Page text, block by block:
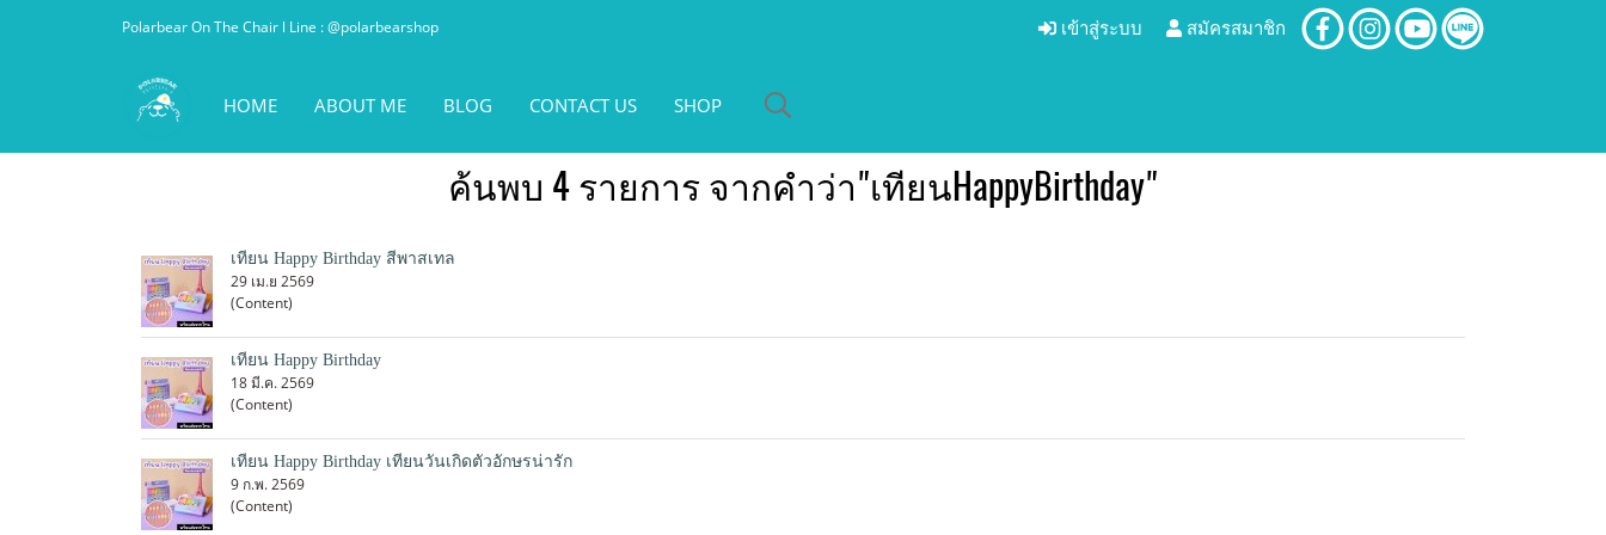
Polarbear On The Chair l Line : @polarbearshop เข้าสู่ระบบ สมัครสมาชิก
HOME ABOUT ME BLOG CONTACT US SHOP
ค้นพบ 4 รายการ จากคำว่า"เทียนHappyBirthday"
เทียน Happy Birthday สีพาสเทล
29 เม.ย 2569
(Content)
เทียน Happy Birthday
18 มี.ค. 2569
(Content)
เทียน Happy Birthday เทียนวันเกิดตัวอักษรน่ารัก
9 ก.พ. 2569
(Content)